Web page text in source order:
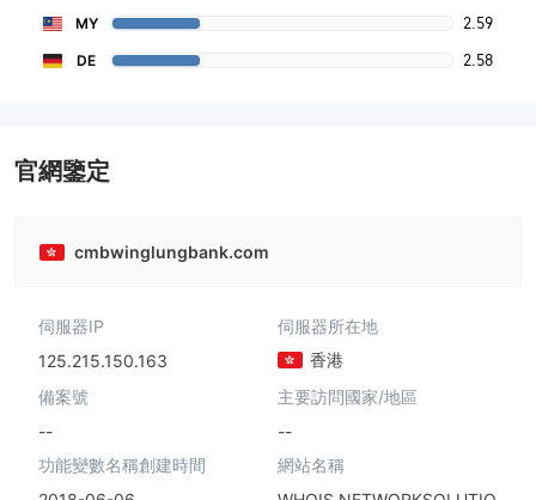
MY 2.59
DE 2.58
官網鑒定
cmbwinglungbank.com
伺服器IP
125.215.150.163
伺服器所在地
香港
備案號
--
主要訪問國家/地區
--
功能變數名稱創建時間
網站名稱